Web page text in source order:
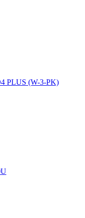
PLUS (W-3-PK)